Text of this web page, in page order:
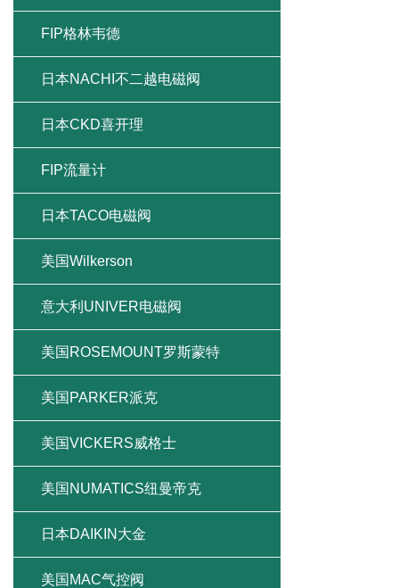
FIP格林韦德
日本NACHI不二越电磁阀
日本CKD喜开理
FIP流量计
日本TACO电磁阀
美国Wilkerson
意大利UNIVER电磁阀
美国ROSEMOUNT罗斯蒙特
美国PARKER派克
美国VICKERS威格士
美国NUMATICS纽曼帝克
日本DAIKIN大金
美国MAC气控阀